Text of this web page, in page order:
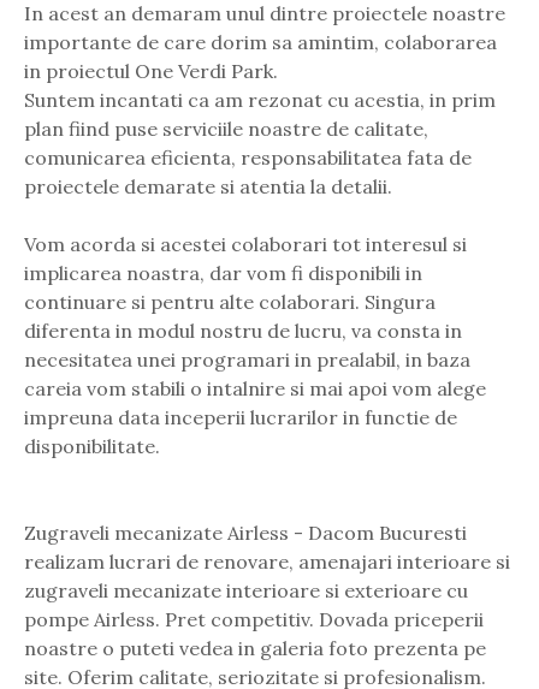
In acest an demaram unul dintre proiectele noastre
importante de care dorim sa amintim, colaborarea
in proiectul One Verdi Park.
Suntem incantati ca am rezonat cu acestia, in prim
plan fiind puse serviciile noastre de calitate,
comunicarea eficienta, responsabilitatea fata de
proiectele demarate si atentia la detalii.
Vom acorda si acestei colaborari tot interesul si
implicarea noastra, dar vom fi disponibili in
continuare si pentru alte colaborari. Singura
diferenta in modul nostru de lucru, va consta in
necesitatea unei programari in prealabil, in baza
careia vom stabili o intalnire si mai apoi vom alege
impreuna data inceperii lucrarilor in functie de
disponibilitate.
Zugraveli mecanizate Airless - Dacom Bucuresti
realizam lucrari de renovare, amenajari interioare si
zugraveli mecanizate interioare si exterioare cu
pompe Airless. Pret competitiv. Dovada priceperii
noastre o puteti vedea in galeria foto prezenta pe
site. Oferim calitate, seriozitate si profesionalism.